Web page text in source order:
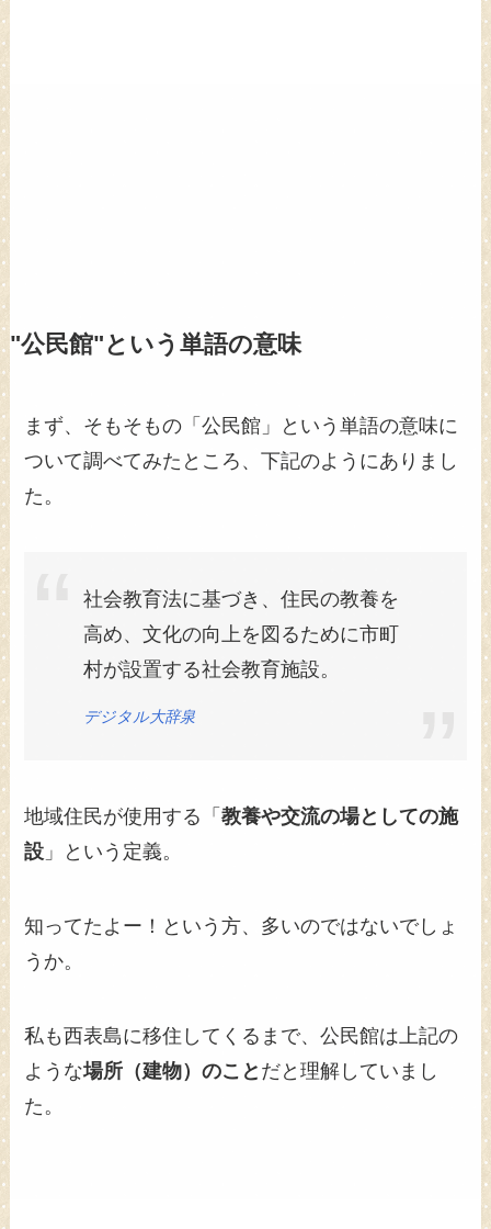
"公民館"という単語の意味
まず、そもそもの「公民館」という単語の意味に
ついて調べてみたところ、下記のようにありまし
た。
社会教育法に基づき、住民の教養を
高め、文化の向上を図るために市町
村が設置する社会教育施設。
デジタル大辞泉
地域住民が使用する「教養や交流の場としての施
設 」という定義。
知ってたよー！という方、多いのではないでしょ
うか。
私も西表島に移住してくるまで、公民館は上記の
ような場所（建物）のこと だと理解していまし
た。